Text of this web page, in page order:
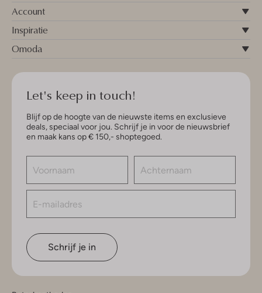
Account
Inspiratie
Omoda
Let's keep in touch!
Blijf op de hoogte van de nieuwste items en exclusieve
deals, speciaal voor jou. Schrijf je in voor de nieuwsbrief
en maak kans op € 150,- shoptegoed.
Schrijf je in